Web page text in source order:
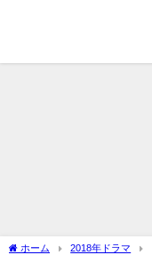
ホーム 2018年ドラマ